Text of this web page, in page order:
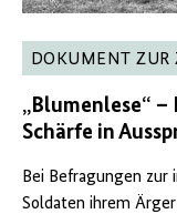
DOKUMENT ZUR
„Blumenlese“
Schärfe in
Bei Befragungen zur
Soldaten ihrem